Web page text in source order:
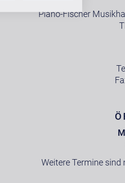
Piano-Fischer
Weitere Termine